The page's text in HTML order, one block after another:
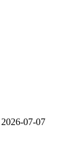
2026-07-07